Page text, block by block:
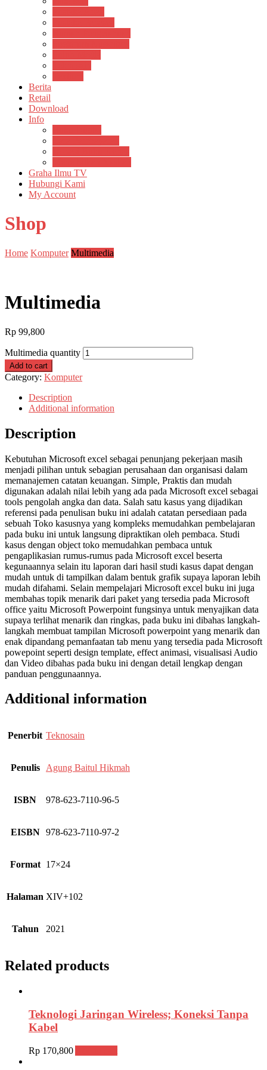
Berita
Retail
Download
Info
Graha Ilmu TV
Hubungi Kami
My Account
Shop
Home Komputer Multimedia
Multimedia
Rp 99,800
Multimedia quantity
Add to cart
Category: Komputer
Description
Additional information
Description
Kebutuhan Microsoft excel sebagai penunjang pekerjaan masih
menjadi pilihan untuk sebagian perusahaan dan organisasi dalam
memanajemen catatan keuangan. Simple, Praktis dan mudah
digunakan adalah nilai lebih yang ada pada Microsoft excel sebagai
tools pengolah angka dan data. Salah satu kasus yang dijadikan
referensi pada penulisan buku ini adalah catatan persediaan pada
sebuah Toko kasusnya yang kompleks memudahkan pembelajaran
pada buku ini untuk langsung dipraktikan oleh pembaca. Studi
kasus dengan object toko memudahkan pembaca untuk
pengaplikasian rumus-rumus pada Microsoft excel beserta
kegunaannya selain itu laporan dari hasil studi kasus dapat dengan
mudah untuk di tampilkan dalam bentuk grafik supaya laporan lebih
mudah difahami. Selain mempelajari Microsoft excel buku ini juga
membahas topik menarik dari paket yang tersedia pada Microsoft
office yaitu Microsoft Powerpoint fungsinya untuk menyajikan data
supaya terlihat menarik dan ringkas, pada buku ini dibahas langkah-
langkah membuat tampilan Microsoft powerpoint yang menarik dan
enak dipandang pemanfaatan tab menu yang tersedia pada Microsoft
powepoint seperti design template, effect animasi, visualisasi Audio
dan Video dibahas pada buku ini dengan detail lengkap dengan
panduan penggunaannya.
Additional information
Penerbit Teknosain
Penulis Agung Baitul Hikmah
ISBN 978-623-7110-96-5
EISBN 978-623-7110-97-2
Format 17×24
Halaman XIV+102
Tahun 2021
Related products
Teknologi Jaringan Wireless; Koneksi Tanpa
Kabel
Rp 170,800